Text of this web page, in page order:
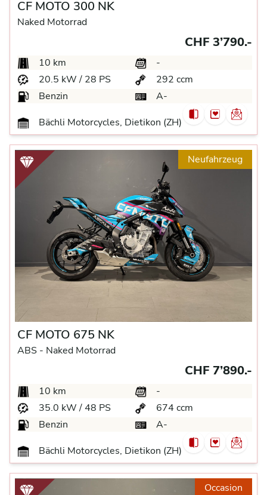
CF MOTO 300 NK
Naked Motorrad
CHF 3’790.-
10 km
-
20.5 kW / 28 PS
292 ccm
Benzin
A-
Bächli Motorcycles, Dietikon (ZH)
Neufahrzeug
CF MOTO 675 NK
ABS - Naked Motorrad
CHF 7’890.-
10 km
-
35.0 kW / 48 PS
674 ccm
Benzin
A-
Bächli Motorcycles, Dietikon (ZH)
Occasion